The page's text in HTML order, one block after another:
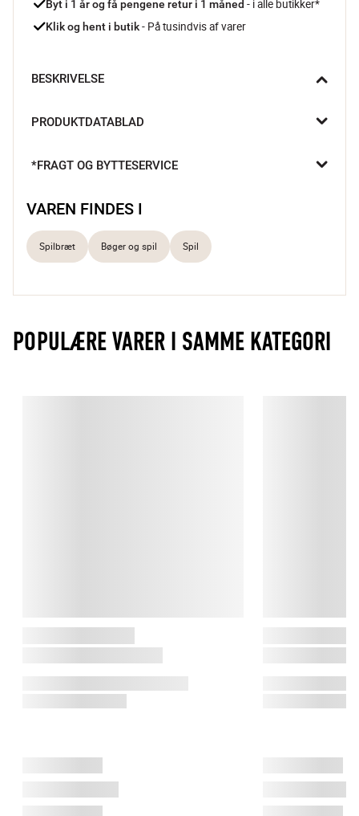
Byt i 1 år og få pengene retur i 1 måned - i alle butikker*
Klik og hent i butik - På tusindvis af varer
BESKRIVELSE
blyant og papir, hvor du tegner din vej til sejr i et spil fyldt med
Altid en chance
PRODUKTDATABLAD
*FRAGT OG BYTTESERVICE
VAREN FINDES I
Spilbræt Bøger og spil Spil
POPULÆRE VARER I SAMME KATEGORI